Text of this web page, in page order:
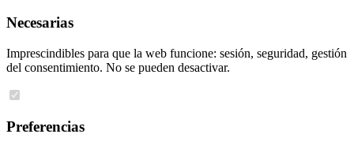
Necesarias
Imprescindibles para que la web funcione: sesión, seguridad, gestión
del consentimiento. No se pueden desactivar.
Preferencias